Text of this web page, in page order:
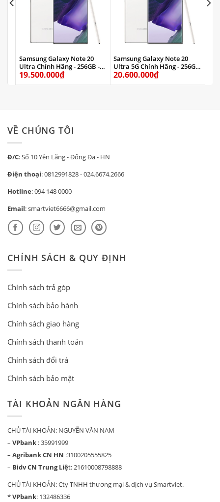
Samsung Galaxy Note 20
Ultra Chính Hãng - 256GB -
Trắng
19.500.000₫
Samsung Galaxy Note 20
Ultra 5G Chính Hãng - 256GB
- Trắng
20.600.000₫
VỀ CHÚNG TÔI
Đ/C: Số 10 Yên Lãng - Đống Đa - HN
Điện thoại:0812991828-024.6674.2666
Hotline:094 148 0000
Email:smartviet6666@gmail.com
CHÍNH SÁCH & QUY ĐỊNH
Chính sách trả góp
Chính sách bảo hành
Chính sách giao hàng
Chính sách thanh toán
Chính sách đổi trả
Chính sách bảo mật
TÀI KHOẢN NGÂN HÀNG
CHỦ TÀI KHOẢN: NGUYỄN VĂN NAM
– VPbank : 35991999
– Agribank CN HN :3100205555825
– Bidv CN Trung Liệt: 21610008798888
CHỦ TÀI KHOẢN: Cty TNHH thương mại & dịch vụ Smartviet.
*VPbank: 132486336